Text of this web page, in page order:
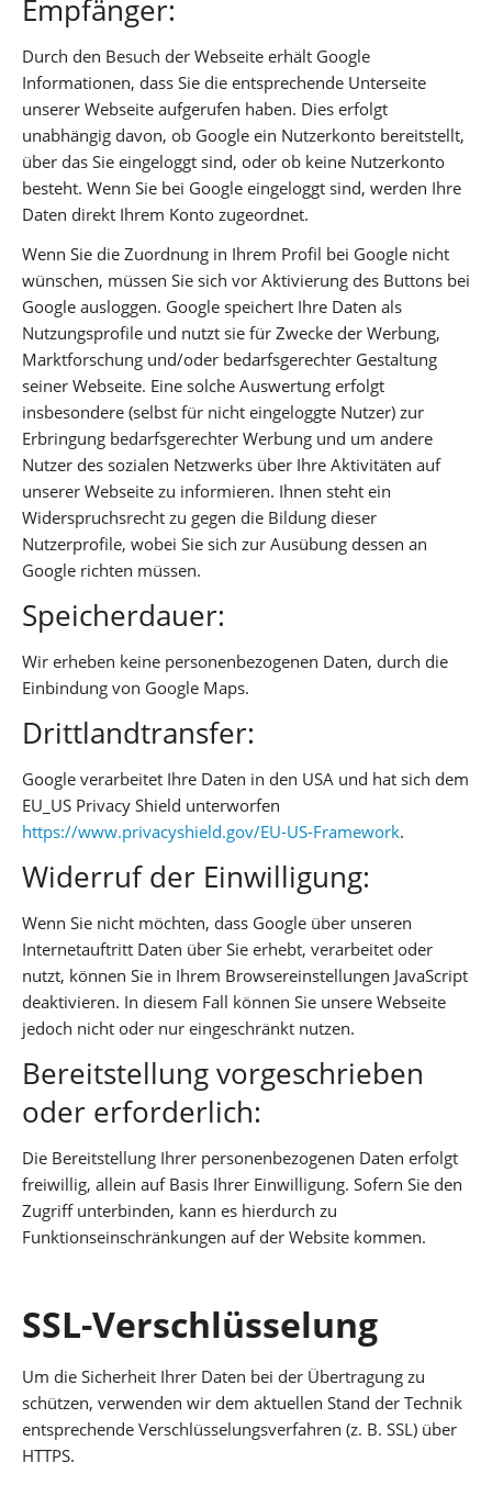
Empfänger:
Durch den Besuch der Webseite erhält Google
Informationen, dass Sie die entsprechende Unterseite
unserer Webseite aufgerufen haben. Dies erfolgt
unabhängig davon, ob Google ein Nutzerkonto bereitstellt,
über das Sie eingeloggt sind, oder ob keine Nutzerkonto
besteht. Wenn Sie bei Google eingeloggt sind, werden Ihre
Daten direkt Ihrem Konto zugeordnet.
Wenn Sie die Zuordnung in Ihrem Profil bei Google nicht
wünschen, müssen Sie sich vor Aktivierung des Buttons bei
Google ausloggen. Google speichert Ihre Daten als
Nutzungsprofile und nutzt sie für Zwecke der Werbung,
Marktforschung und/oder bedarfsgerechter Gestaltung
seiner Webseite. Eine solche Auswertung erfolgt
insbesondere (selbst für nicht eingeloggte Nutzer) zur
Erbringung bedarfsgerechter Werbung und um andere
Nutzer des sozialen Netzwerks über Ihre Aktivitäten auf
unserer Webseite zu informieren. Ihnen steht ein
Widerspruchsrecht zu gegen die Bildung dieser
Nutzerprofile, wobei Sie sich zur Ausübung dessen an
Google richten müssen.
Speicherdauer:
Wir erheben keine personenbezogenen Daten, durch die
Einbindung von Google Maps.
Drittlandtransfer:
Google verarbeitet Ihre Daten in den USA und hat sich dem
EU_US Privacy Shield unterworfen
https://www.privacyshield.gov/EU-US-Framework.
Widerruf der Einwilligung:
Wenn Sie nicht möchten, dass Google über unseren
Internetauftritt Daten über Sie erhebt, verarbeitet oder
nutzt, können Sie in Ihrem Browsereinstellungen JavaScript
deaktivieren. In diesem Fall können Sie unsere Webseite
jedoch nicht oder nur eingeschränkt nutzen.
Bereitstellung vorgeschrieben
oder erforderlich:
Die Bereitstellung Ihrer personenbezogenen Daten erfolgt
freiwillig, allein auf Basis Ihrer Einwilligung. Sofern Sie den
Zugriff unterbinden, kann es hierdurch zu
Funktionseinschränkungen auf der Website kommen.
SSL-Verschlüsselung
Um die Sicherheit Ihrer Daten bei der Übertragung zu
schützen, verwenden wir dem aktuellen Stand der Technik
entsprechende Verschlüsselungsverfahren (z. B. SSL) über
HTTPS.